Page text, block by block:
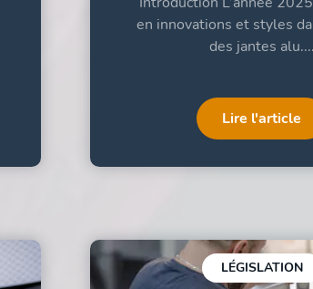
en innovations et styles
des jantes alu....
Lire l'article
LÉGISLATION